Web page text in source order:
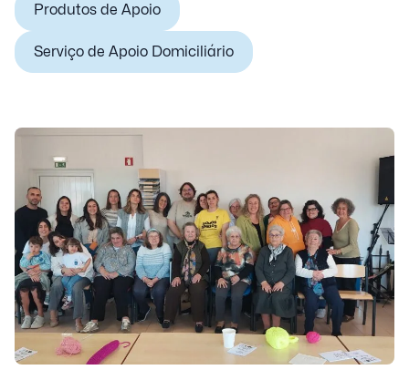
Produtos de Apoio
Serviço de Apoio Domiciliário